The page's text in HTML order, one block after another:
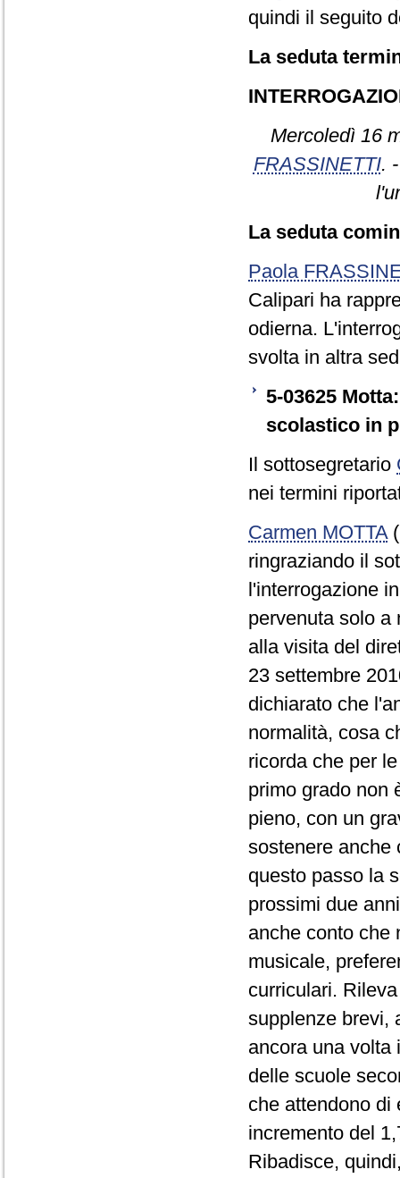
quindi il seguito
La seduta
Mercoledì 16
FRASSINETTI.
La seduta
Paola
Calipari ha
odierna.
svolta in altra
5-03625
scolastico in
Il sottosegretario
nei termini
Carmen MOTTA
ringraziando il
l'interrogazione
pervenuta solo a
alla visita del
23 settembre
dichiarato che
normalità, cosa
ricorda che per
primo grado non
pieno, con un
sostenere anche
questo passo la
prossimi due
anche conto che
musicale,
curriculari.
supplenze brevi,
ancora una volta
delle scuole
che attendono di
incremento del
Ribadisce,